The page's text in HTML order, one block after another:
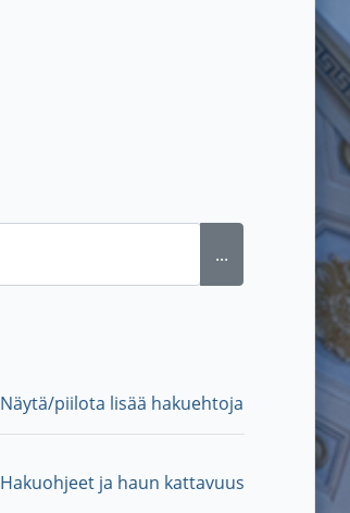
...
Näytä/piilota lisää hakuehtoja
Hakuohjeet ja haun kattavuus